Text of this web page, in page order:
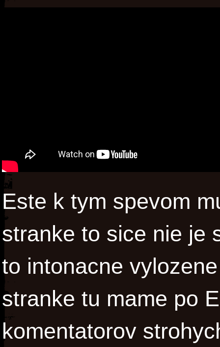
Este k tym spevom
stranke to sice nie je
to intonacne
stranke tu mame po
komentatorov